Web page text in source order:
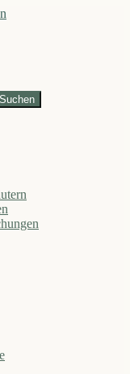
Suchen